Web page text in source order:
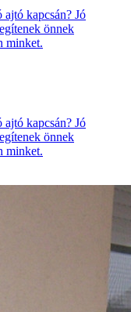
kapcsán? Jó
önnek
minket.
kapcsán? Jó
önnek
minket.